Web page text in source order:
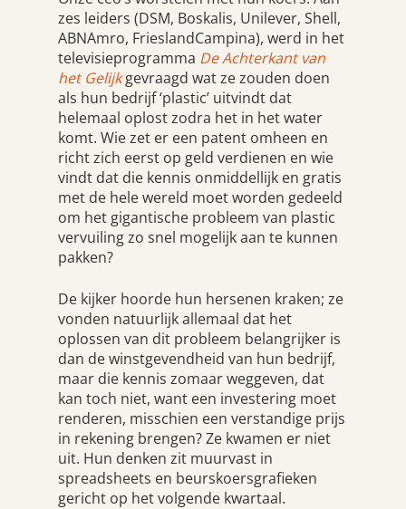
zes leiders (DSM, Boskalis, Unilever, Shell,
ABNAmro, FrieslandCampina), werd in het
televisieprogramma De Achterkant van
het Gelijkgevraagd wat ze zouden doen
als hun bedrijf ‘plastic’ uitvindt dat
helemaal oplost zodra het in het water
komt. Wie zet er een patent omheen en
richt zich eerst op geld verdienen en wie
vindt dat die kennis onmiddellijk en gratis
met de hele wereld moet worden gedeeld
om het gigantische probleem van plastic
vervuiling zo snel mogelijk aan te kunnen
pakken?
De kijker hoorde hun hersenen kraken; ze
vonden natuurlijk allemaal dat het
oplossen van dit probleem belangrijker is
dan de winstgevendheid van hun bedrijf,
maar die kennis zomaar weggeven, dat
kan toch niet, want een investering moet
renderen, misschien een verstandige prijs
in rekening brengen? Ze kwamen er niet
uit. Hun denken zit muurvast in
spreadsheets en beurskoersgrafieken
gericht op het volgende kwartaal.